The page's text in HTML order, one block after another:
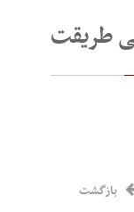
طریقت
بازگشت